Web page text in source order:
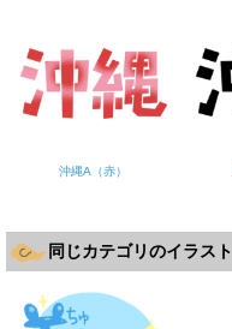
沖縄A（赤）
同じカテゴリのイラスト